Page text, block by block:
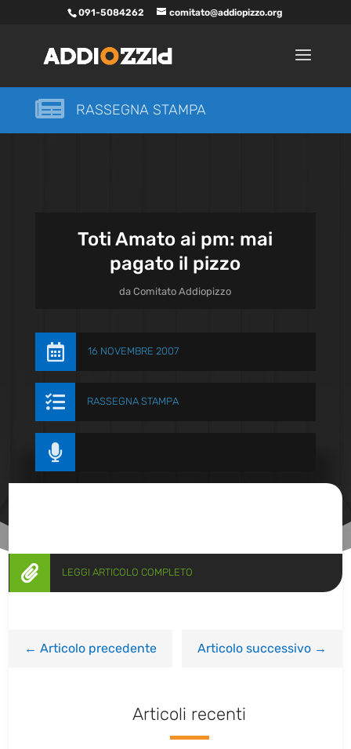
091-5084262 comitato@addiopizzo.org
 RASSEGNA STAMPA
Toti Amato ai pm: mai
pagato il pizzo
daComitato Addiopizzo
 16 NOVEMBRE 2007
 RASSEGNA STAMPA

 LEGGI ARTICOLO COMPLETO
←Articolo precedente Articolo successivo→
Articoli recenti